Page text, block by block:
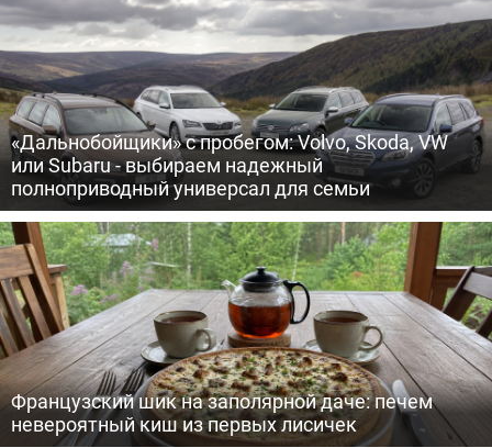
«Дальнобойщики» с пробегом: Volvo, Skoda, VW
или Subaru - выбираем надежный
полноприводный универсал для семьи
Французский шик на заполярной даче: печем
невероятный киш из первых лисичек